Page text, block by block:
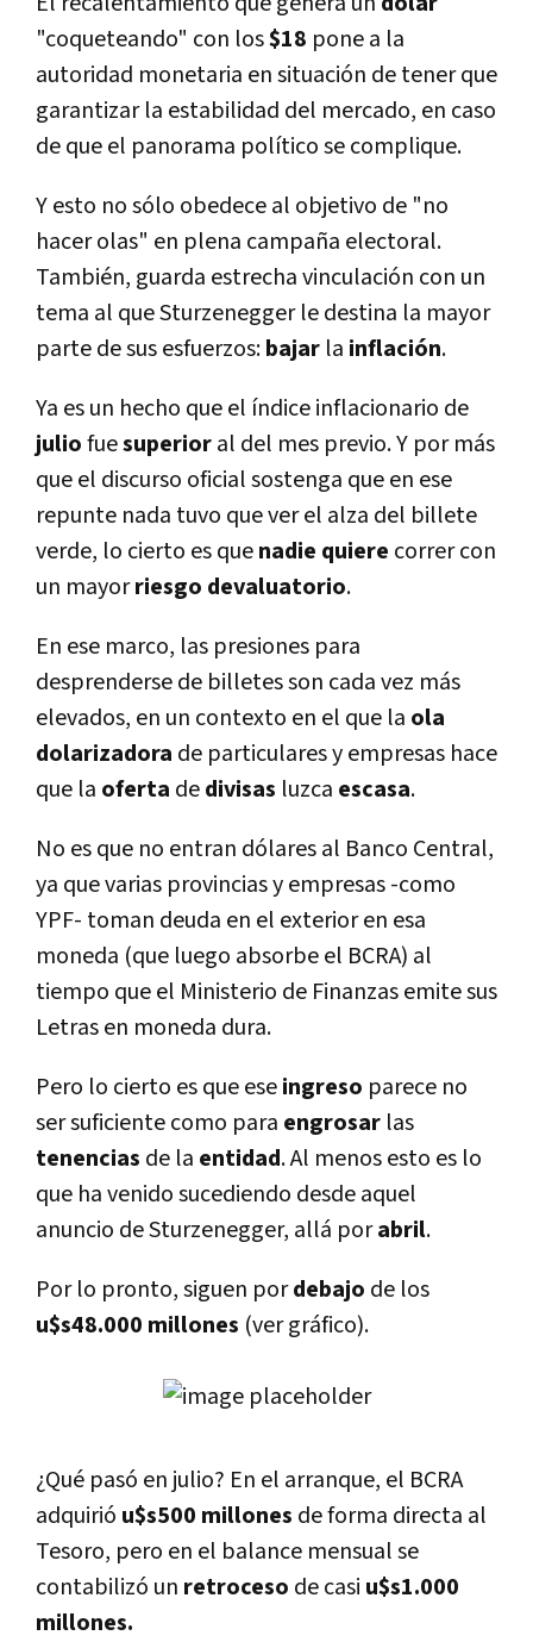
"coqueteando" con los$18 pone a la
autoridad monetaria en situación de tener que
garantizar la estabilidad del mercado, en caso
de que el panorama político se complique.
Y esto no sólo obedece al objetivo de "no
hacer olas" en plena campaña electoral.
También, guarda estrecha vinculación con un
tema al que Sturzenegger le destina la mayor
parte de sus esfuerzos:bajar la inflación.
Ya es un hecho que el índice inflacionario de
juliofuesuperioral del mes previo. Y por más
que el discurso oficial sostenga que en ese
repunte nada tuvo que ver el alza del billete
verde, lo cierto es quenadie quiere correr con
un mayorriesgo devaluatorio.
En ese marco, las presiones para
desprenderse de billetes son cada vez más
elevados, en un contexto en el que la ola
dolarizadora de particulares y empresas hace
que la oferta dedivisas luzca escasa.
No es que no entran dólares al Banco Central,
ya que varias provincias y empresas -como
YPF- toman deuda en el exterior en esa
moneda (que luego absorbe el BCRA) al
tiempo que el Ministerio de Finanzas emite sus
Letras en moneda dura.
Pero lo cierto es que eseingreso parece no
ser suficiente como para engrosar las
tenencias de la entidad. Al menos esto es lo
que ha venido sucediendo desde aquel
anuncio de Sturzenegger, allá porabril.
Por lo pronto, siguen pordebajo de los
u$s48.000 millones (ver gráfico).
¿Qué pasó en julio? En el arranque, el BCRA
adquirió u$s500 millones de forma directa al
Tesoro, pero en el balance mensual se
contabilizó un retroceso de casi u$s1.000
millones.